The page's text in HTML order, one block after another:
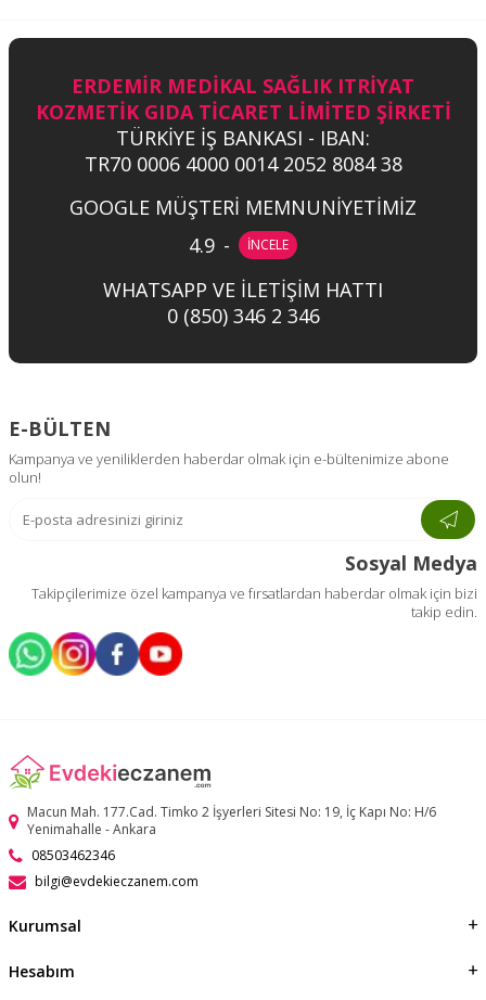
ERDEMİR MEDİKAL SAĞLIK ITRİYAT
KOZMETİK GIDA TİCARET LİMİTED ŞİRKETİ
TÜRKİYE İŞ BANKASI - IBAN:
TR70 0006 4000 0014 2052 8084 38
GOOGLE MÜŞTERİ MEMNUNİYETİMİZ
4.9 - İNCELE
WHATSAPP VE İLETİŞİM HATTI
0 (850) 346 2 346
E-BÜLTEN
Kampanya ve yeniliklerden haberdar olmak için e-bültenimize abone
olun!
Sosyal Medya
Takipçilerimize özel kampanya ve fırsatlardan haberdar olmak için bizi
takip edin.
Macun Mah. 177.Cad. Timko 2 İşyerleri Sitesi No: 19, İç Kapı No: H/6
Yenimahalle - Ankara
08503462346
bilgi@evdekieczanem.com
Kurumsal
Hesabım